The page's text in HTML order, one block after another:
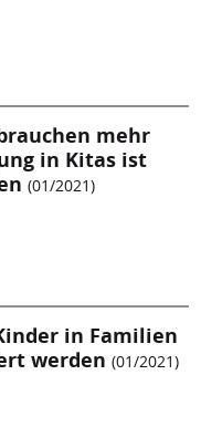
mehr
in Kitas ist
(01/2021)
in Familien
werden (01/2021)